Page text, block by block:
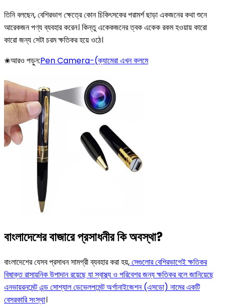
তিনি বলছেন, বেশিরভাগ ক্ষেত্রে কোন চিকিৎসকের পরামর্শ ছাড়া একজনের কথা শুনে
আরেকজন পণ্য ব্যবহার করেন। কিন্তু একেকজনের ত্বক একেক রকম হওয়ায় কারো
কারো জন্য সেটা চরম ক্ষতিকর হয়ে ওঠে।
✬আরও পড়ুন:Pen Camera-(ক্যামেরা এখন কলমে
বাংলাদেশের বাজারে প্রসাধনীর কি অবস্থা?
বাংলাদেশের যেসব প্রসাধন সামগ্রী ব্যবহার করা হয়,সেগুলোর বেশিরভাগেই ক্ষতিকর
বিষাক্ত রাসায়নিক উপাদান রয়েছে যা স্বাস্থ্য ও পরিবেশর জন্য ক্ষতিকর বলে জানিয়েছে
এনভায়রনমেন্ট এন্ড সোশ্যাল ডেভেলপমেন্ট অর্গানাইজেশন (এসডো) নামের একটি
বেসরকারি সংস্থা।